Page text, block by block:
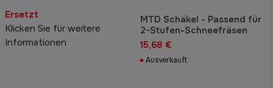
Ersetzt
Klicken Sie für weitere
Informationen
MTD Schäkel - Passend für
2-Stufen-Schneefräsen
15,68 €
Ausverkauft